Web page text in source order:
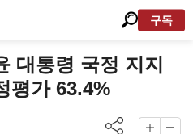
구독
대통령 국정 지지
평가 63.4%